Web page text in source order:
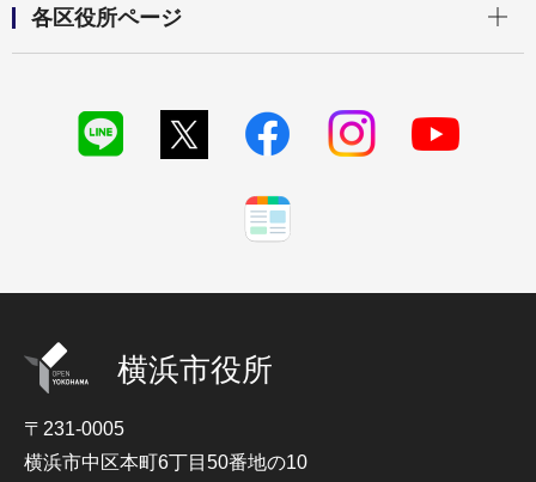
各区役所ページ
横浜市役所
〒231-0005
横浜市中区本町6丁目50番地の10